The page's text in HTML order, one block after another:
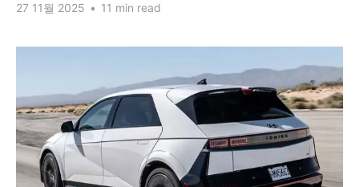
27 11월 2025 • 11 min read